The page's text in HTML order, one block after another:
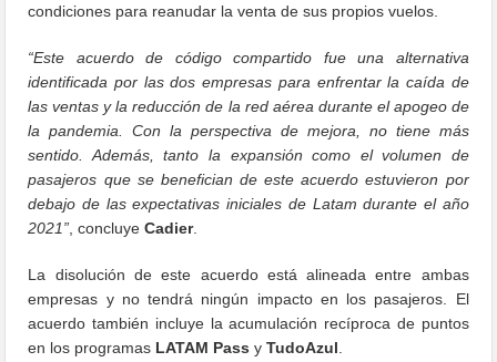
condiciones para reanudar la venta de sus propios vuelos.
“Este acuerdo de código compartido fue una alternativa
identificada por las dos empresas para enfrentar la caída de
las ventas y la reducción de la red aérea durante el apogeo de
la pandemia. Con la perspectiva de mejora, no tiene más
sentido. Además, tanto la expansión como el volumen de
pasajeros que se benefician de este acuerdo estuvieron por
debajo de las expectativas iniciales de Latam durante el año
2021” , concluyeCadier.
La disolución de este acuerdo está alineada entre ambas
empresas y no tendrá ningún impacto en los pasajeros. El
acuerdo también incluye la acumulación recíproca de puntos
en los programas LATAM Pass yTudoAzul